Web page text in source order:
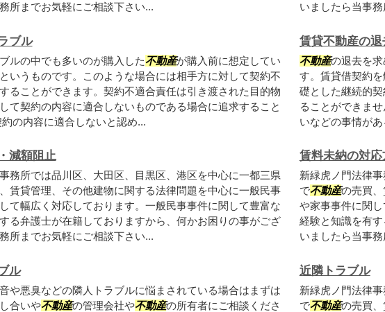
所までお気軽にご相談下さい...
いましたら当事
ブル
ルの中でも多いのが購入した不動産が購入前に想定してい
いうものです。このような場合には相手方に対して契約不
ることができます。契約不適合責任は引き渡された目的物
て契約の内容に適合しないものである場合に追求すること
の内容に適合しないと認め...
賃貸不動産の退
不動産の退去を
す。賃貸借契約
礎とした継続的
ることができま
いなどの事情が
減額阻止
務所では品川区、大田区、目黒区、港区を中心に一都三県
賃貸管理、その他建物に関する法律問題を中心に一般民事
て幅広く対応しております。一般民事事件に関して豊富な
る弁護士が在籍しておりますから、何かお困りの事がござ
所までお気軽にご相談下さい...
賃料未納の対応
新緑虎ノ門法律
で不動産の売買
や家事事件に関
経験と知識を有
いましたら当事
ル
や悪臭などの隣人トラブルに悩まされている場合はまずは
合いや不動産の管理会社や不動産の所有者にご相談くださ
近隣トラブル
新緑虎ノ門法律
で不動産の売買